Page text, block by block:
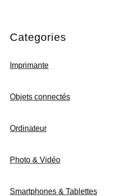
Categories
Imprimante
Objets connectés
Ordinateur
Photo & Vidéo
Smartphones & Tablettes